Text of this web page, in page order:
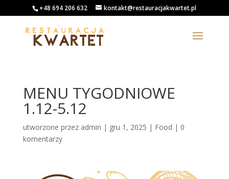
+48 694 206 632 kontakt@restauracjakwartet.pl
MENU TYGODNIOWE
1.12-5.12
utworzone przez admin | gru 1, 2025 | Food | 0
komentarzy